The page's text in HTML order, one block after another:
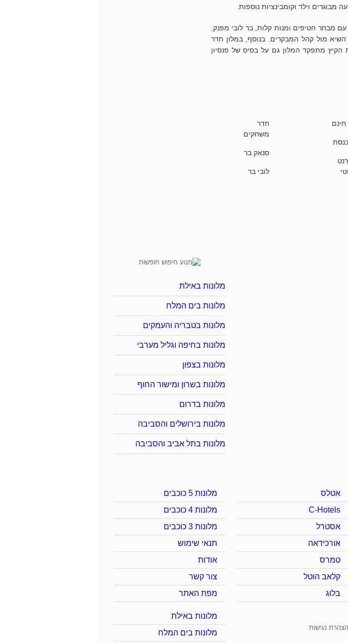
מבחר חטיפים ומנות קלות, בר לובי מפנק,
השיא מול קהל המבקרים. בנוסף, במלון חדר
הקיץ מתפקד המלון גם על בסיס של פנסיון
חינם
חדר
משחקים
סנאק בר
לובי בר
מלונות באילת
מלונות בים המלח
מלונות בטבריה והעמקים
מלונות בחיפה וגליל מערבי
מלונות בצפון
מלונות בשרון ומישור החוף
מלונות בדרום
מלונות בירושלים והסביבה
מלונות בתל אביב והסביבה
מלונות 5 כוכבים
מלונות 4 כוכבים
מלונות 3 כוכבים
תנאי שימוש
אודות
צור קשר
מפת האתר
אטלס
C-Hotels
אסטרל
אורכידאה
טמרס
קלאב הוטל
בלוג
מלונות באילת
מלונות בים המלח
הצהרת נגישות